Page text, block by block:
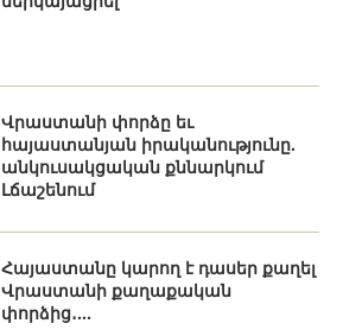
Վրաստանի փորձը եւ
հայաստանյան իրականությունը.
անկուսակցական քննարկում
Լճաշենում
Հայաստանը կարող է դասեր քաղել
Վրաստանի քաղաքական
փորձից․...